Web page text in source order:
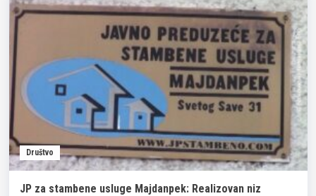
Društvo
JP za stambene usluge Majdanpek: Realizovan niz